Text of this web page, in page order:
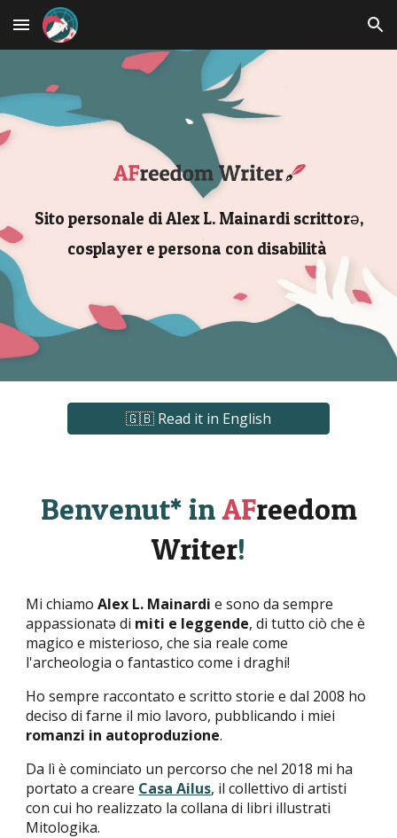
Skip to main content Skip to navigation
Sito personale di Alex L. Mainardi scrittorə,
cosplayer e persona con disabilità
🇬🇧 Read it in English
Benvenut* inAFreedom
Writer!
Mi chiamo Alex L. Mainardi e sono da sempre
appassionatə di miti e leggende, di tutto ciò che è
magico e misterioso, che sia reale come
l'archeologia o fantastico come i draghi!
Ho sempre raccontato e scritto storie e dal 2008 ho
deciso di farne il mio lavoro, pubblicando i miei
romanzi in autoproduzione.
Da lì è cominciato un percorso che nel 2018 mi ha
portato a creare Casa Ailus, il collettivo di artisti
con cui ho realizzato la collana di libri illustrati
Mitologika.